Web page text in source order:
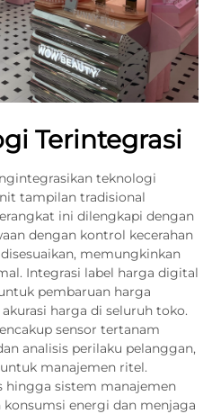
Terintegrasi
teknologi
tampilan tradisional
ini dilengkapi dengan
dengan kontrol kecerahan
memungkinkan
Integrasi label harga digital
pembaruan harga
harga di seluruh toko.
sensor tertanam
analisis perilaku pelanggan,
manajemen ritel.
hingga sistem manajemen
energi dan menjaga